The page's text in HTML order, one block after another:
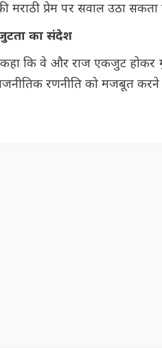
मराठी प्रेम पर सवाल उठा
का संदेश
कि वे और राज एकजुट होकर
रणनीति को मजबूत करने